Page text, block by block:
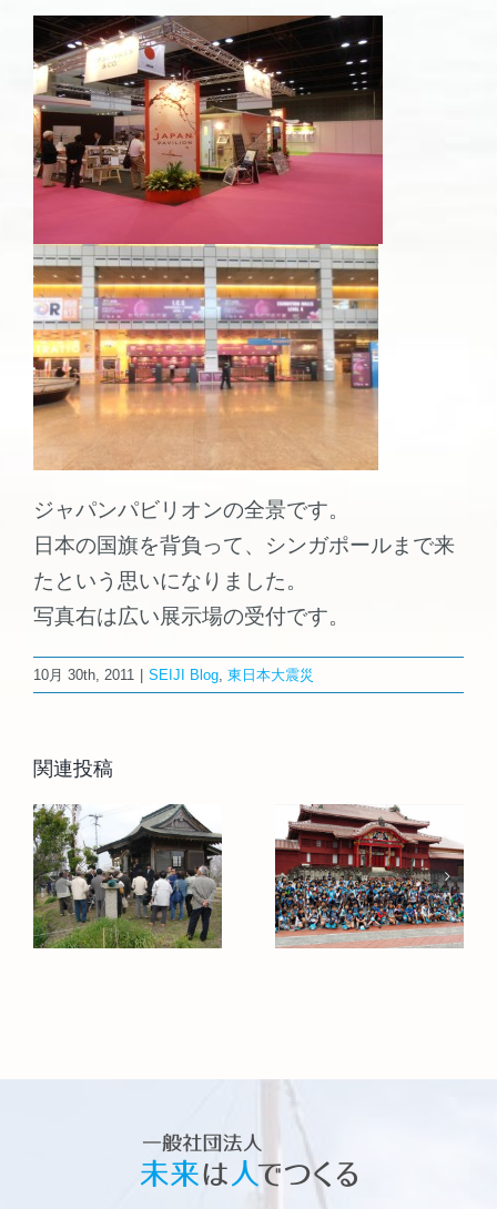
ジャパンパビリオンの全景です。
日本の国旗を背負って、シンガポールまで来
たという思いになりました。
写真右は広い展示場の受付です。
10月 30th, 2011 | SEIJI Blog 東日本大震災
関連投稿
「第25回子ど
も自然体験ス
クールin沖
縄」 （2016年
3月27日〜4月
第5回「はなは
な会」のご案
内（特別ゲス
ト『長岡三重
子さん』）